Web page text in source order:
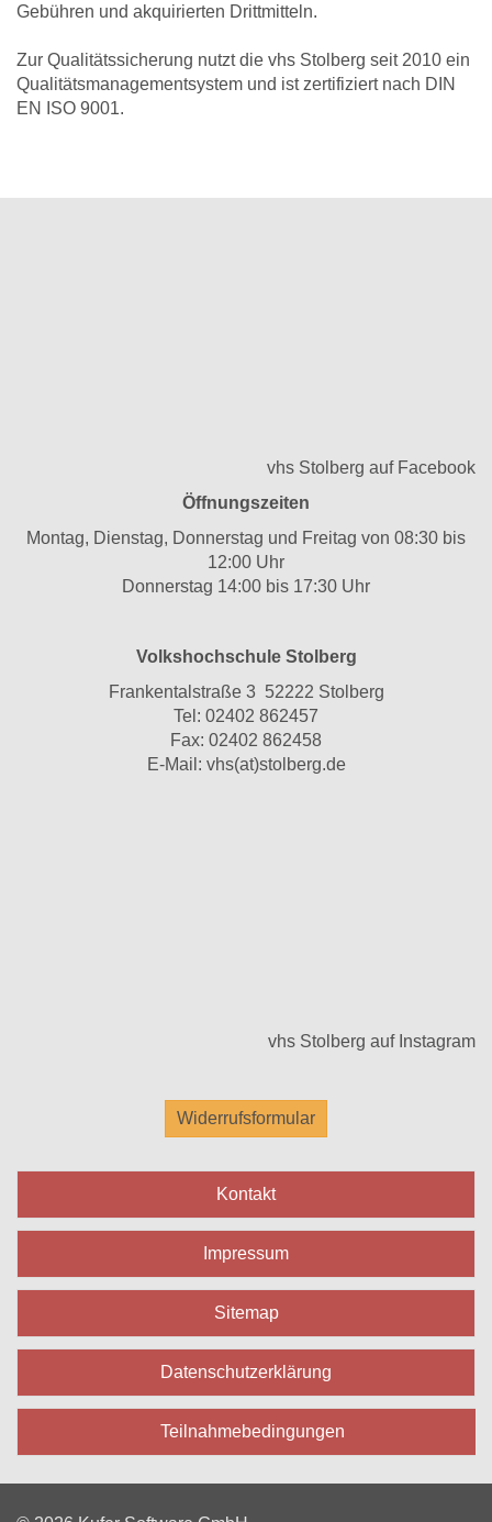
Gebühren und akquirierten Drittmitteln.
Zur Qualitätssicherung nutzt die vhs Stolberg seit 2010 ein
Qualitätsmanagementsystem und ist zertifiziert nach DIN
EN ISO 9001.
vhs Stolberg auf Facebook
Öffnungszeiten
Montag, Dienstag, Donnerstag und Freitag von 08:30 bis
12:00 Uhr
Donnerstag 14:00 bis 17:30 Uhr
Volkshochschule Stolberg
Frankentalstraße 3 52222 Stolberg
Tel: 02402 862457
Fax: 02402 862458
E-Mail: vhs(at)stolberg.de
vhs Stolberg auf Instagram
Widerrufsformular
Kontakt
Impressum
Sitemap
Datenschutzerklärung
Teilnahmebedingungen